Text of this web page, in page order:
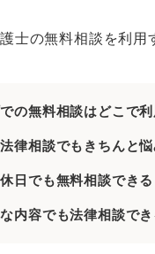
愛川町の弁護士に相
愛川町の弁護士に債
愛川町の弁護士に労
愛川町の弁護士に債
愛川町の弁護士に交
士の無料相談を利用
の無料相談はどこで利
律相談でもきちんと
日でも無料相談できる
内容でも法律相談でき